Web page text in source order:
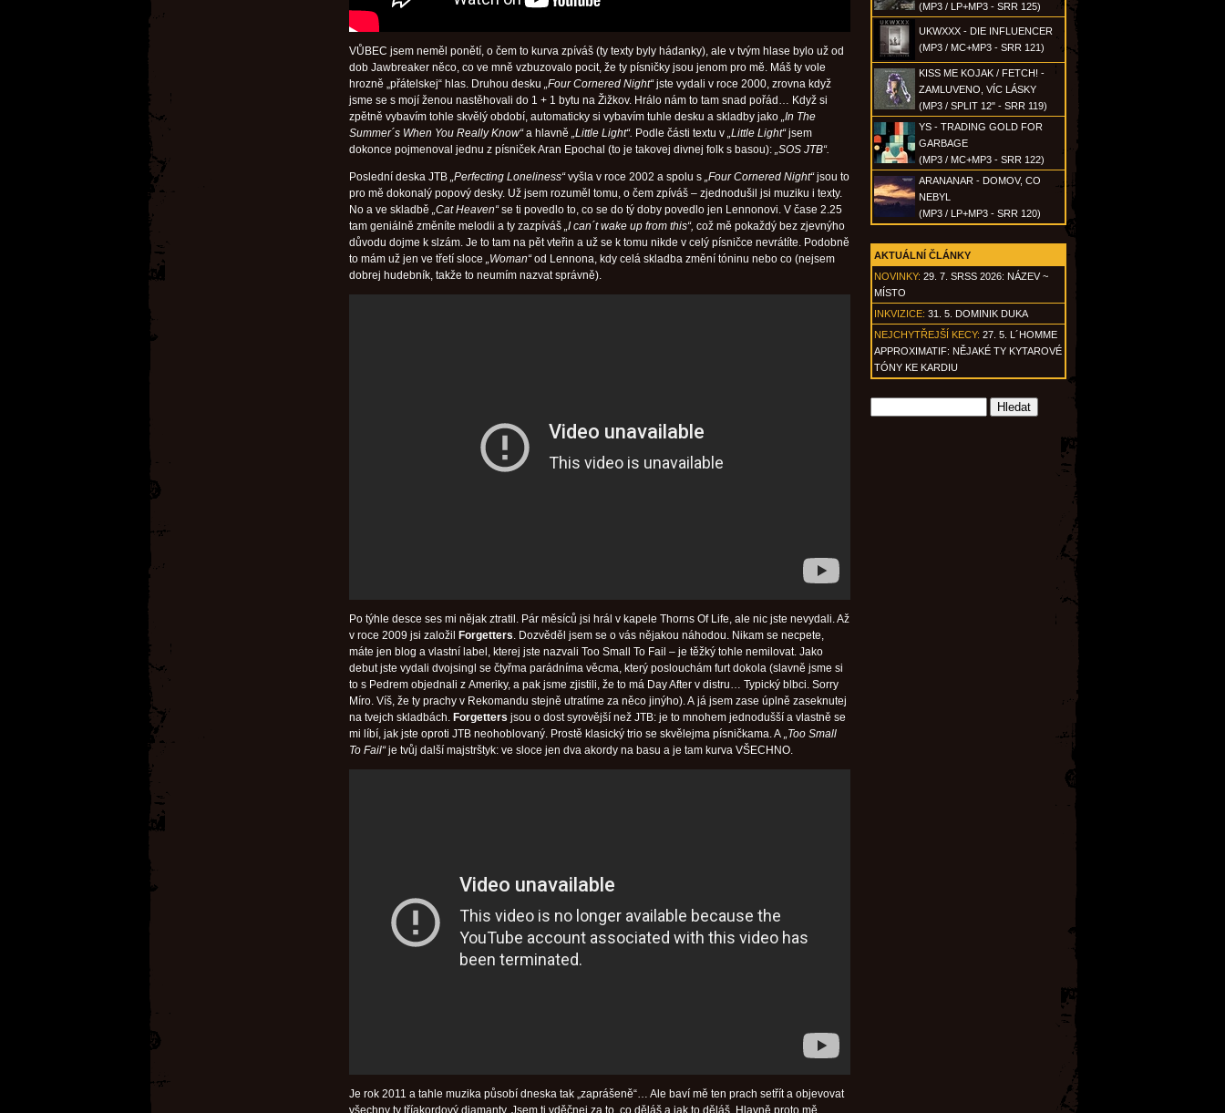
(MP3 / LP+MP3 - SRR 125)
UKWXXX - DIE INFLUENCER
(MP3 / MC+MP3 - SRR 121)
KISS ME KOJAK / FETCH! -
ZAMLUVENO, VÍC LÁSKY
(MP3 / SPLIT 12" - SRR 119)
YS - TRADING GOLD FOR
GARBAGE
(MP3 / MC+MP3 - SRR 122)
ARANANAR - DOMOV, CO
NEBYL
(MP3 / LP+MP3 - SRR 120)
AKTUÁLNÍ ČLÁNKY
NOVINKY: 29. 7. SRSS 2026: NÁZEV ~
MÍSTO
INKVIZICE: 31. 5. DOMINIK DUKA
NEJCHYTŘEJŠÍ KECY: 27. 5. L´HOMME
APPROXIMATIF: NĚJAKÉ TY KYTAROVÉ
TÓNY KE KARDIU
VŮBEC jsem neměl ponětí, o čem to kurva zpíváš (ty texty byly hádanky), ale v tvým hlase bylo už od
dob Jawbreaker něco, co ve mně vzbuzovalo pocit, že ty písničky jsou jenom pro mě. Máš ty vole
hrozně „přátelskej“ hlas. Druhou desku „Four Cornered Night“jste vydali v roce 2000, zrovna když
jsme se s mojí ženou nastěhovali do 1 + 1 bytu na Žižkov. Hrálo nám to tam snad pořád… Když si
zpětně vybavím tohle skvělý období, automaticky si vybavím tuhle desku a skladby jako „In The
Summer´s When You Really Know“a hlavně „Little Light“. Podle části textu v „Little Light“jsem
dokonce pojmenoval jednu z písniček Aran Epochal (to je takovej divnej folk s basou): „SOS JTB“.
Poslední deska JTB „Perfecting Loneliness“vyšla v roce 2002 a spolu s „Four Cornered Night“jsou to
pro mě dokonalý popový desky. Už jsem rozuměl tomu, o čem zpíváš – zjednodušil jsi muziku i texty.
No a ve skladbě „Cat Heaven“se ti povedlo to, co se do tý doby povedlo jen Lennonovi. V čase 2.25
tam geniálně změníte melodii a ty zazpíváš „I can´t wake up from this“, což mě pokaždý bez zjevnýho
důvodu dojme k slzám. Je to tam na pět vteřin a už se k tomu nikde v celý písničce nevrátíte. Podobně
to mám už jen ve třetí sloce „Woman“od Lennona, kdy celá skladba změní tóninu nebo co (nejsem
dobrej hudebník, takže to neumím nazvat správně).
Po týhle desce ses mi nějak ztratil. Pár měsíců jsi hrál v kapele Thorns Of Life, ale nic jste nevydali. Až
v roce 2009 jsi založil
Forgetters. Dozvěděl jsem se o vás nějakou náhodou. Nikam se necpete,
máte jen blog a vlastní label, kterej jste nazvali Too Small To Fail – je těžký tohle nemilovat. Jako
debut jste vydali dvojsingl se čtyřma parádníma věcma, který poslouchám furt dokola (slavně jsme si
to s Pedrem objednali z Ameriky, a pak jsme zjistili, že to má Day After v distru… Typický blbci. Sorry
Míro. Víš, že ty prachy v Rekomandu stejně utratíme za něco jinýho). A já jsem zase úplně zaseknutej
na tvejch skladbách. Forgetters jsou o dost syrovější než JTB: je to mnohem jednodušší a vlastně se
mi líbí, jak jste oproti JTB neohoblovaný. Prostě klasický trio se skvělejma písničkama. A „Too Small
To Fail“je tvůj další majstrštyk: ve sloce jen dva akordy na basu a je tam kurva VŠECHNO.
Je rok 2011 a tahle muzika působí dneska tak „zaprášeně“… Ale baví mě ten prach setřít a objevovat
všechny ty tříakordový diamanty. Jsem ti vděčnej za to, co děláš a jak to děláš. Hlavně proto mě